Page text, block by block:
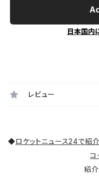
日本国内
レビュー
◆ロケットニュース24で紹
コ
紹